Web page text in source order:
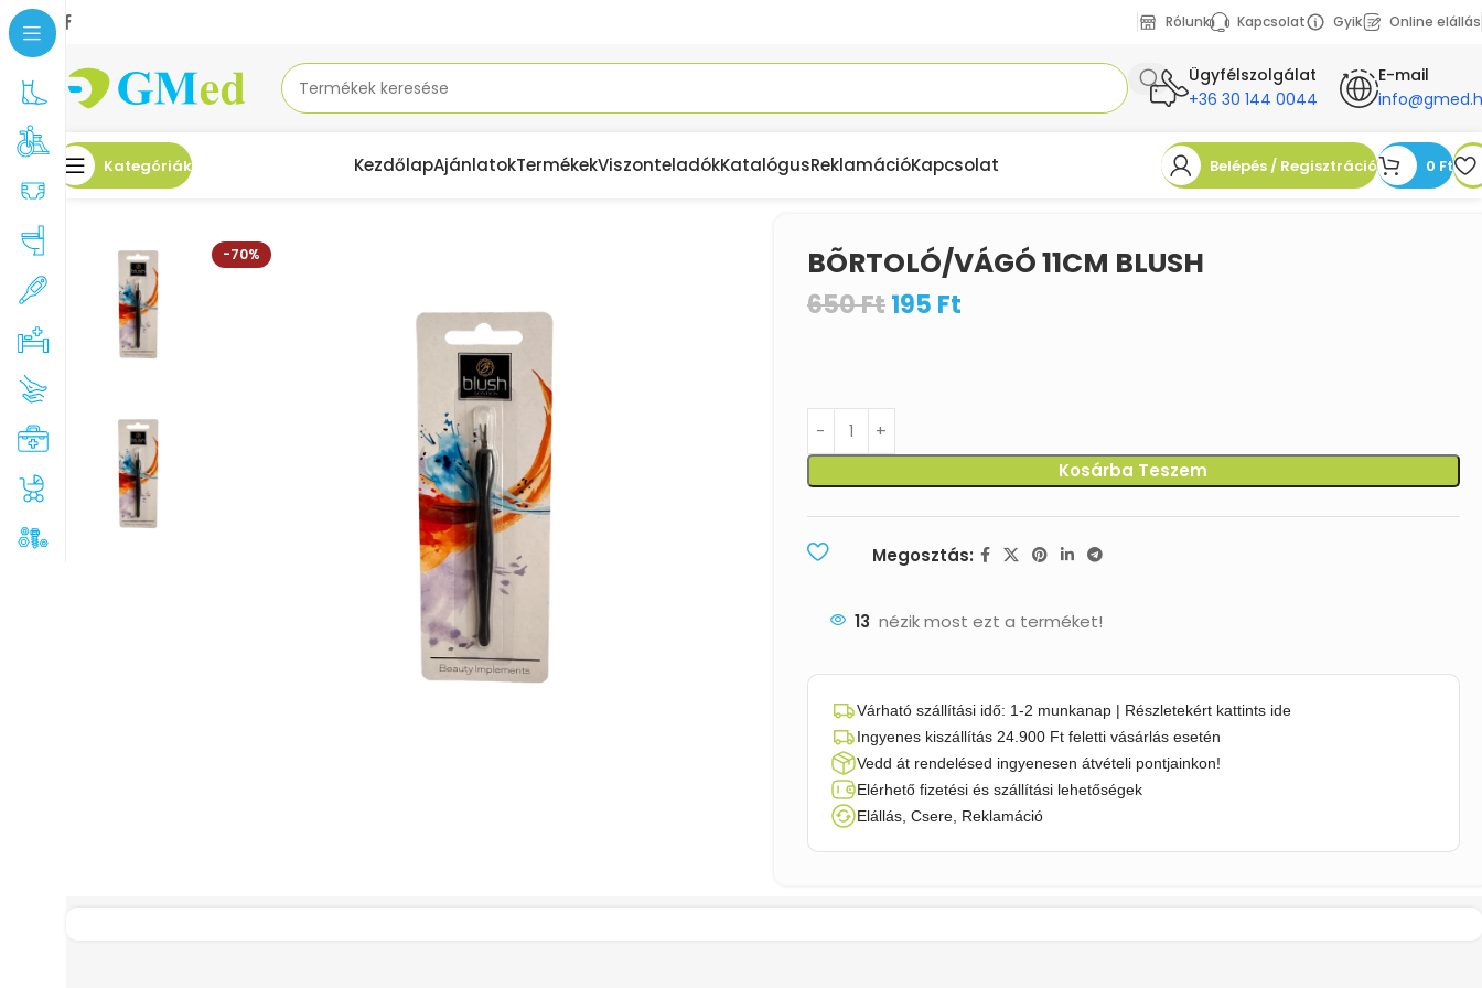
Rólunk Kapcsolat Gyik Online elállás
Ügyfélszolgálat
+36 30 144 0044
E-mail
Kategóriák KezdőlapAjánlatokTermékekViszonteladókKatalógusReklamációKapcsolat Belépés / Regisztráció 0 Ft
Kezdőlap Akciók BÕRTOLÓ/VÁGÓ 11CM BLUSH
-70% BÕRTOLÓ/VÁGÓ 11CM BLUSH
650Ft195 Ft
Kosárba Teszem
Megosztás:
13 nézik most ezt a terméket!
Várható szállítási idő: 1-2 munkanap | Részletekért kattints ide
Ingyenes kiszállítás 24.900 Ft feletti vásárlás esetén
Vedd át rendelésed ingyenesen átvételi pontjainkon!
Elérhető fizetési és szállítási lehetőségek
Elállás, Csere, Reklamáció